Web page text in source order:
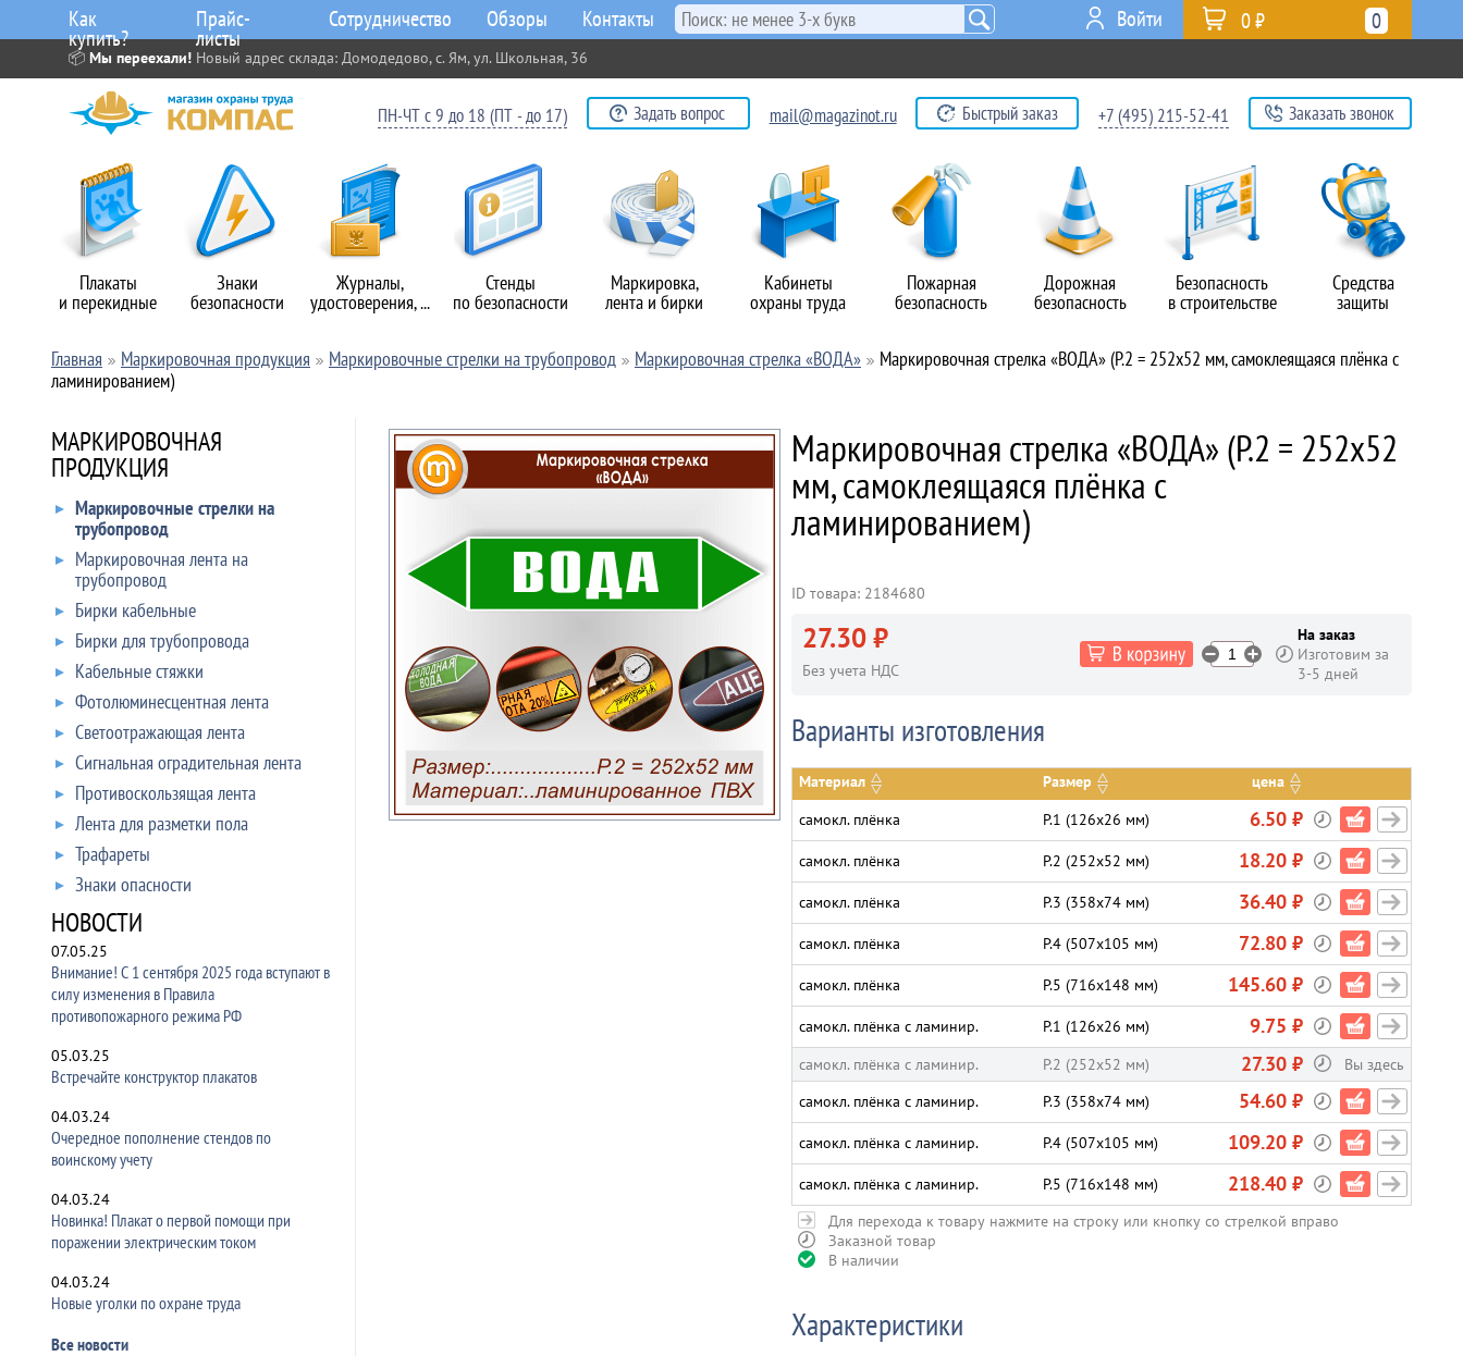
📦 Мы переехали! Новый адрес склада: Домодедово, с. Ям, ул. Школьная, 36
Плакаты
и перекидные
Знаки
безопасности
Журналы,
удостоверения, ...
Стенды
по безопасности
Маркировка,
лента и бирки
Кабинеты
охраны труда
Пожарная
безопасность
Дорожная
безопасность
Безопасность
в строительстве
Средства
защиты
Как
купить?
Прайс-
листы
Сотрудничество Обзоры Контакты 0
0 ₽
Войти
ПН-ЧТ с 9 до 18 (ПТ - до 17) Задать вопрос mail@magazinot.ru Быстрый заказ +7 (495) 215-52-41 Заказать звонок
Главная Маркировочная продукция Маркировочные стрелки на трубопровод Маркировочная стрелка «ВОДА»
Маркировочная стрелка «ВОДА» (P.2 = 252х52 мм, самоклеящаяся плёнка с
ламинированием)
МАРКИРОВОЧНАЯ
ПРОДУКЦИЯ
Маркировочные стрелки на
трубопровод
Маркировочная лента на
трубопровод
Бирки кабельные
Бирки для трубопровода
Кабельные стяжки
Фотолюминесцентная лента
Светоотражающая лента
Сигнальная оградительная лента
Противоскользящая лента
Лента для разметки пола
Трафареты
Знаки опасности
НОВОСТИ
07.05.25
Внимание! С 1 сентября 2025 года вступают в
силу изменения в Правила
противопожарного режима РФ
05.03.25
Встречайте конструктор плакатов
04.03.24
Очередное пополнение стендов по
воинскому учету
04.03.24
Новинка! Плакат о первой помощи при
поражении электрическим током
04.03.24
Новые уголки по охране труда
Все новости
Маркировочная стрелка «ВОДА» (P.2 = 252х52
мм, самоклеящаяся плёнка с
ламинированием)
ID товара: 2184680
27.30 ₽
Без учета НДС
На заказ
Изготовим за
3-5 дней
Варианты изготовления
Материал Размер
цена
самокл. плёнка
P.1 (126х26 мм) 6.50 ₽
самокл. плёнка P.2 (252х52 мм) 18.20 ₽
самокл. плёнка P.3 (358х74 мм) 36.40 ₽
самокл. плёнка P.4 (507х105 мм) 72.80 ₽
самокл. плёнка P.5 (716х148 мм) 145.60 ₽
самокл. плёнка с ламинир. P.1 (126х26 мм) 9.75 ₽
самокл. плёнка с ламинир. P.2 (252х52 мм) 27.30 ₽
Вы здесь
самокл. плёнка с ламинир.
P.3 (358х74 мм) 54.60 ₽
самокл. плёнка с ламинир. P.4 (507х105 мм) 109.20 ₽
самокл. плёнка с ламинир. P.5 (716х148 мм) 218.40 ₽
Для перехода к товару нажмите на строку или кнопку со стрелкой вправо
Заказной товар
В наличии
Характеристики